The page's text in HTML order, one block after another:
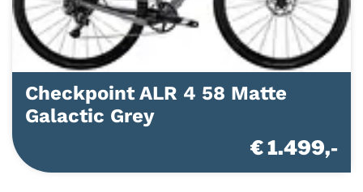
Checkpoint ALR 4 58 Matte
Galactic Grey
€ 1.499,-